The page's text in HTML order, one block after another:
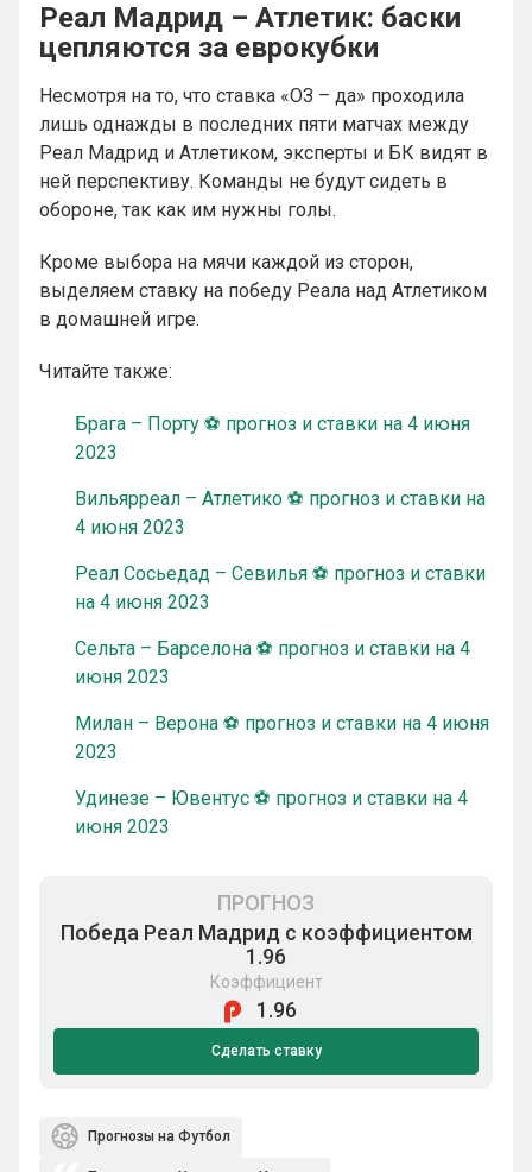
Реал Мадрид – Атлетик: баски
цепляются за еврокубки
Несмотря на то, что ставка «ОЗ – да» проходила
лишь однажды в последних пяти матчах между
Реал Мадрид и Атлетиком, эксперты и БК видят в
ней перспективу. Команды не будут сидеть в
обороне, так как им нужны голы.
Кроме выбора на мячи каждой из сторон,
выделяем ставку на победу Реала над Атлетиком
в домашней игре.
Читайте также:
Брага – Порту ⚽ прогноз и ставки на 4 июня
2023
Вильярреал – Атлетико ⚽ прогноз и ставки на
4 июня 2023
Реал Сосьедад – Севилья ⚽ прогноз и ставки
на 4 июня 2023
Сельта – Барселона ⚽ прогноз и ставки на 4
июня 2023
Милан – Верона ⚽ прогноз и ставки на 4 июня
2023
Удинезе – Ювентус ⚽ прогноз и ставки на 4
июня 2023
ПРОГНОЗ
Победа Реал Мадрид с коэффициентом
1.96
Коэффициент
1.96
Сделать ставку
Прогнозы на Футбол